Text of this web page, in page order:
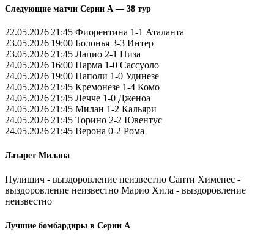
Следующие матчи Серии А — 38 тур
22.05.2026|21:45 Фиорентина 1-1 Аталанта
23.05.2026|19:00 Болонья 3-3 Интер
23.05.2026|21:45 Лацио 2-1 Пиза
24.05.2026|16:00 Парма 1-0 Сассуоло
24.05.2026|19:00 Наполи 1-0 Удинезе
24.05.2026|21:45 Кремонезе 1-4 Комо
24.05.2026|21:45 Лечче 1-0 Дженоа
24.05.2026|21:45 Милан 1-2 Кальяри
24.05.2026|21:45 Торино 2-2 Ювентус
24.05.2026|21:45 Верона 0-2 Рома
Лазарет Милана
Пулишич - выздоровление неизвестно Санти Хименес -
выздоровление неизвестно Марио Хила - выздоровление
неизвестно
Лучшие бомбардиры в Серии А